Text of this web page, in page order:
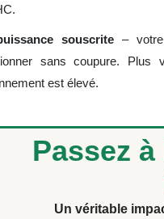
souscrite– votre
sans coupure.
est élevé.
Passez
Un véritable